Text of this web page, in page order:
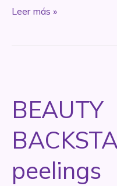
2
para
esos
Granitos
tus
Leer más »
BEAUTY
peelings